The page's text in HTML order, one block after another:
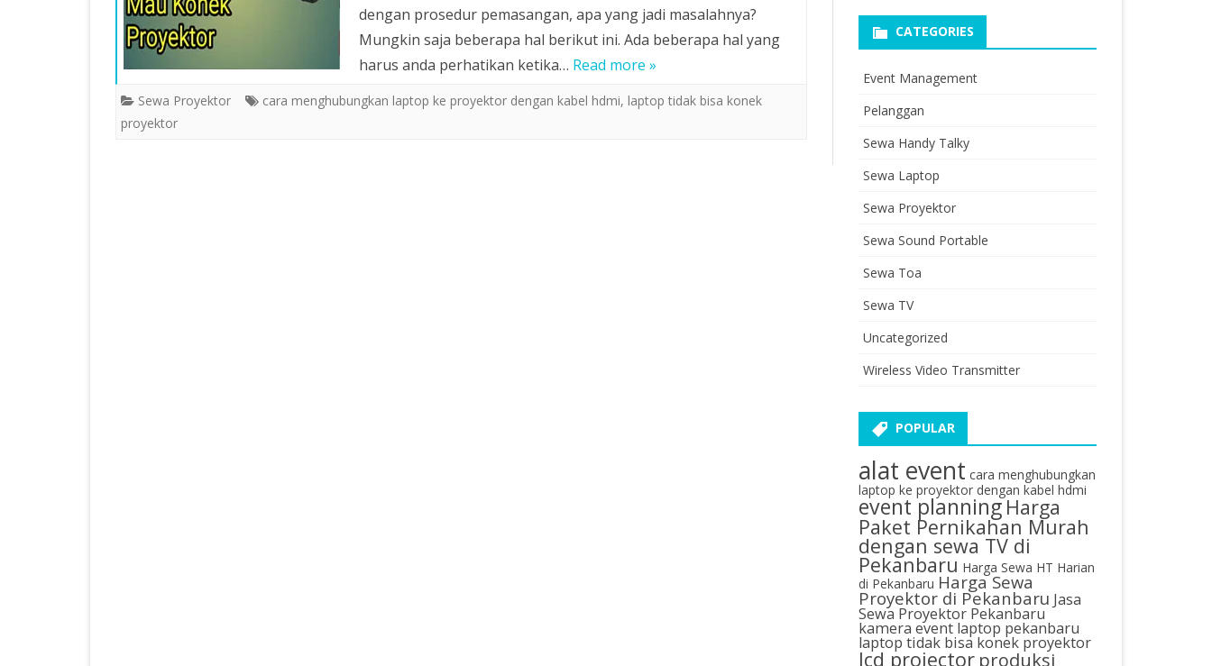
dengan prosedur pemasangan, apa yang jadi masalahnya?
Mungkin saja beberapa hal berikut ini. Ada beberapa hal yang
harus anda perhatikan ketika… Read more »
Sewa Proyektor cara menghubungkan laptop ke proyektor dengan kabel hdmi, laptop tidak bisa konek
proyektor
CATEGORIES
Event Management
Pelanggan
Sewa Handy Talky
Sewa Laptop
Sewa Proyektor
Sewa Sound Portable
Sewa Toa
Sewa TV
Uncategorized
Wireless Video Transmitter
POPULAR
alat event cara menghubungkan
laptop ke proyektor dengan kabel hdmi
event planning Harga
Paket Pernikahan Murah
dengan sewa TV di
Pekanbaru Harga Sewa HT Harian
di Pekanbaru Harga Sewa
Proyektor di Pekanbaru Jasa
Sewa Proyektor Pekanbaru
kamera event laptop pekanbaru
laptop tidak bisa konek proyektor
lcd projector produksi